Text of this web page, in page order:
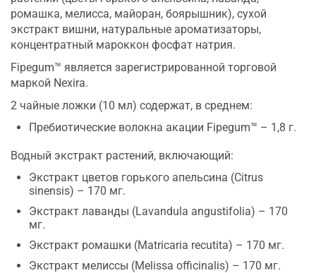
ромашка, мелисса, майоран, боярышник), сухой
экстракт вишни, натуральные ароматизаторы,
концентратный мароккон фосфат натрия.
Fipegum™ является зарегистрированной торговой
маркой Nexira.
2 чайные ложки (10 мл) содержат, в среднем:
Пребиотические волокна акации Fipegum™ – 1,8 г.
Водный экстракт растений, включающий:
Экстракт цветов горького апельсина (Citrus
sinensis) – 170 мг.
Экстракт лаванды (Lavandula angustifolia) – 170
мг.
Экстракт ромашки (Matricaria recutita) – 170 мг.
Экстракт мелиссы (Melissa officinalis) – 170 мг.